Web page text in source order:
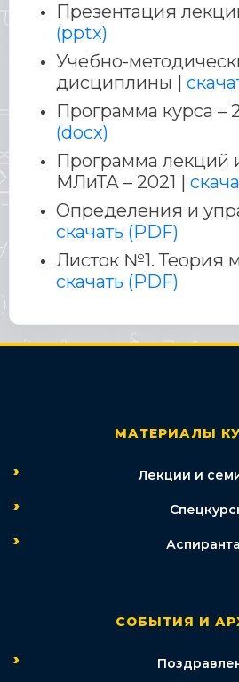
Презентация
(pptx)
Учебно-
дисциплины |
Программа курса –
(docx)
Программа лекций
МЛиТА – 2021 |
Определения и
скачать (PDF)
Листок №1. Теория
скачать (PDF)
МАТЕРИАЛЫ
Лекции и
СОБЫТИЯ И